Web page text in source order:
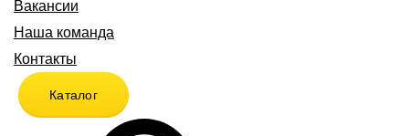
Вакансии
Наша команда
Контакты
Каталог